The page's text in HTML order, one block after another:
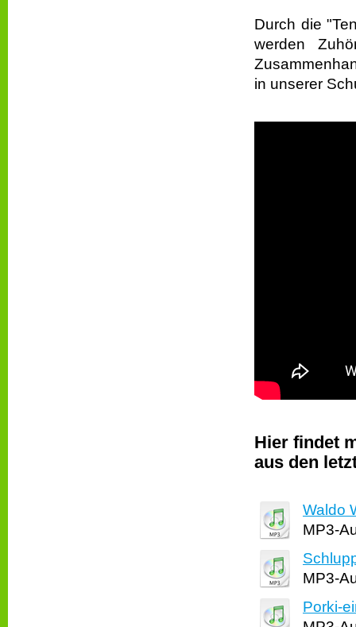
Durch die
werden
in unserer
Hier findet
aus den
Waldo
MP3-
MP3-
Porki-